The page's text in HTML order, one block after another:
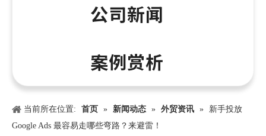
公司新闻
案例赏析
当前所在位置: 首页 » 新闻动态 » 外贸资讯 »
新手投放
Google Ads 最容易走哪些弯路？来避雷！